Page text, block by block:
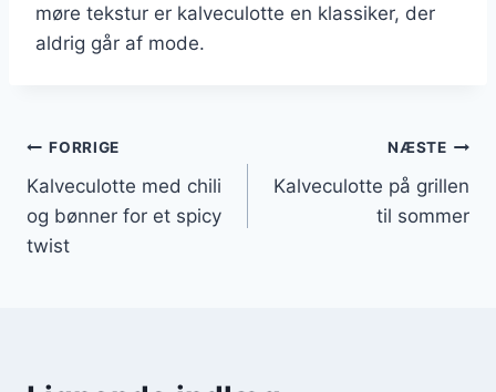
møre tekstur er kalveculotte en klassiker, der
aldrig går af mode.
Indlægsnavigation
FORRIGE
Kalveculotte med chili
og bønner for et spicy
twist
NÆSTE
Kalveculotte på grillen
til sommer